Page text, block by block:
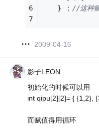
    } ；
//这种
2009-04-16
影子LEON
初始化的时候可以用
int qipu[2][2]= { {1,2},
而赋值得用循环